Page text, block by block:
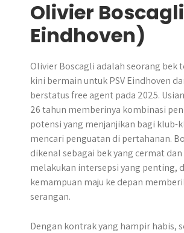
Olivier
Eindhoven)
Olivier Boscagli adalah seorang bek
kini bermain untuk PSV Eindhoven
berstatus free agent pada 2025.
26 tahun memberinya kombinasi
potensi yang menjanjikan bagi klub-
mencari penguatan di pertahanan.
dikenal sebagai bek yang cermat
melakukan intersepsi yang penting,
kemampuan maju ke depan
serangan.
Dengan kontrak yang hampir habis,